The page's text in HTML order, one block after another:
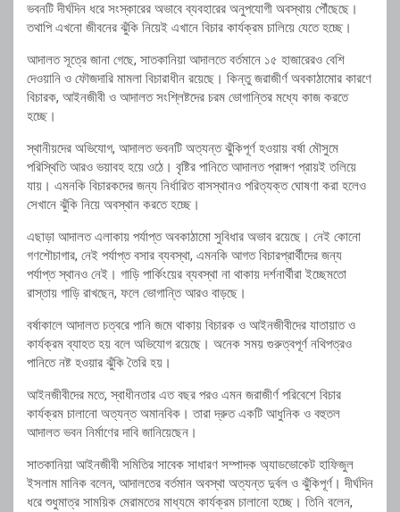
ভবনটি দীর্ঘদিন ধরে সংস্কারের অভাবে ব্যবহারের অনুপযোগী অবস্থায় পৌঁছেছে।
তথাপি এখনো জীবনের ঝুঁকি নিয়েই এখানে বিচার কার্যক্রম চালিয়ে যেতে হচ্ছে।
আদালত সূত্রে জানা গেছে, সাতকানিয়া আদালতে বর্তমানে ১৫ হাজারেরও বেশি
দেওয়ানি ও ফৌজদারি মামলা বিচারাধীন রয়েছে। কিন্তু জরাজীর্ণ অবকাঠামোর কারণে
বিচারক, আইনজীবী ও আদালত সংশ্লিষ্টদের চরম ভোগান্তির মধ্যে কাজ করতে
হচ্ছে।
স্থানীয়দের অভিযোগ, আদালত ভবনটি অত্যন্ত ঝুঁকিপূর্ণ হওয়ায় বর্ষা মৌসুমে
পরিস্থিতি আরও ভয়াবহ হয়ে ওঠে। বৃষ্টির পানিতে আদালত প্রাঙ্গণ প্রায়ই তলিয়ে
যায়। এমনকি বিচারকদের জন্য নির্ধারিত বাসস্থানও পরিত্যক্ত ঘোষণা করা হলেও
সেখানে ঝুঁকি নিয়ে অবস্থান করতে হচ্ছে।
এছাড়া আদালত এলাকায় পর্যাপ্ত অবকাঠামো সুবিধার অভাব রয়েছে। নেই কোনো
গণশৌচাগার, নেই পর্যাপ্ত বসার ব্যবস্থা, এমনকি আগত বিচারপ্রার্থীদের জন্য
পর্যাপ্ত স্থানও নেই। গাড়ি পার্কিংয়ের ব্যবস্থা না থাকায় দর্শনার্থীরা ইচ্ছেমতো
রাস্তায় গাড়ি রাখছেন, ফলে ভোগান্তি আরও বাড়ছে।
বর্ষাকালে আদালত চত্বরে পানি জমে থাকায় বিচারক ও আইনজীবীদের যাতায়াত ও
কার্যক্রম ব্যাহত হয় বলে অভিযোগ রয়েছে। অনেক সময় গুরুত্বপূর্ণ নথিপত্রও
পানিতে নষ্ট হওয়ার ঝুঁকি তৈরি হয়।
আইনজীবীদের মতে, স্বাধীনতার এত বছর পরও এমন জরাজীর্ণ পরিবেশে বিচার
কার্যক্রম চালানো অত্যন্ত অমানবিক। তারা দ্রুত একটি আধুনিক ও বহুতল
আদালত ভবন নির্মাণের দাবি জানিয়েছেন।
সাতকানিয়া আইনজীবী সমিতির সাবেক সাধারণ সম্পাদক অ্যাডভোকেট হাফিজুল
ইসলাম মানিক বলেন, আদালতের বর্তমান অবস্থা অত্যন্ত দুর্বল ও ঝুঁকিপূর্ণ। দীর্ঘদিন
ধরে শুধুমাত্র সাময়িক মেরামতের মাধ্যমে কার্যক্রম চালানো হচ্ছে। তিনি বলেন,